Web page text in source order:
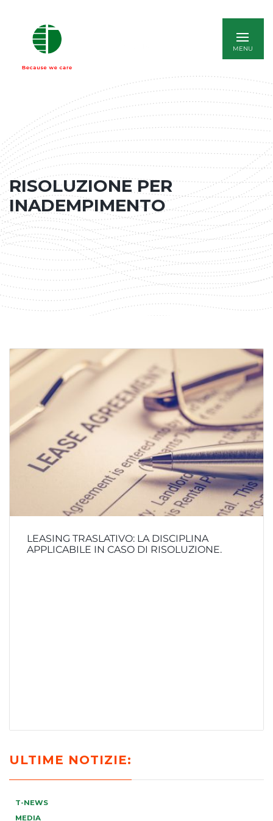
RISOLUZIONE PER
INADEMPIMENTO
LEASING TRASLATIVO: LA DISCIPLINA
APPLICABILE IN CASO DI RISOLUZIONE.
ULTIME NOTIZIE:
T-NEWS
MEDIA